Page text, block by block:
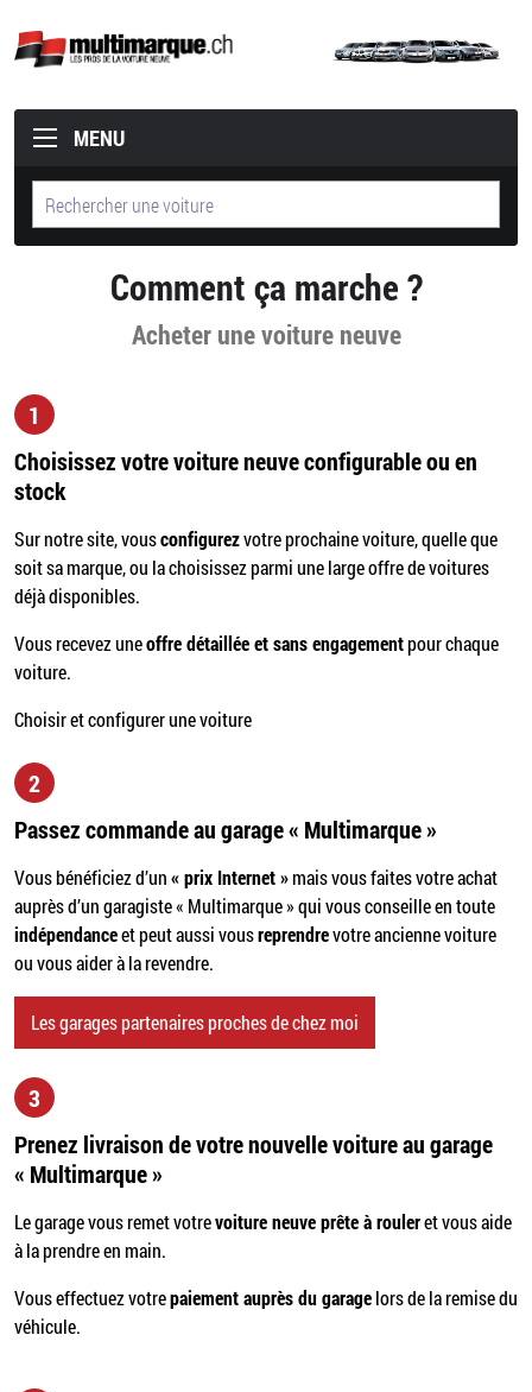
MENU
Comment ça marche ?
Acheter une voiture neuve
1
Choisissez votre voiture neuve configurable ou en
stock
Sur notre site, vousconfigurezvotre prochaine voiture, quelle que
soit sa marque, ou la choisissez parmi une large offre de voitures
déjà disponibles.
Vous recevez uneoffre détaillée et sans engagementpour chaque
voiture.
Choisir et configurer une voiture
2
Passez commande au garage « Multimarque »
Vous bénéficiez d’un« prix Internet »mais vous faites votre achat
auprès d’un garagiste « Multimarque » qui vous conseille en toute
indépendanceet peut aussi vousreprendrevotre ancienne voiture
ou vous aider à la revendre.
Les garages partenaires proches de chez moi
3
Prenez livraison de votre nouvelle voiture au garage
« Multimarque »
Le garage vous remet votrevoiture neuve prête à rouleret vous aide
à la prendre en main.
Vous effectuez votrepaiement auprès du garagelors de la remise du
véhicule.